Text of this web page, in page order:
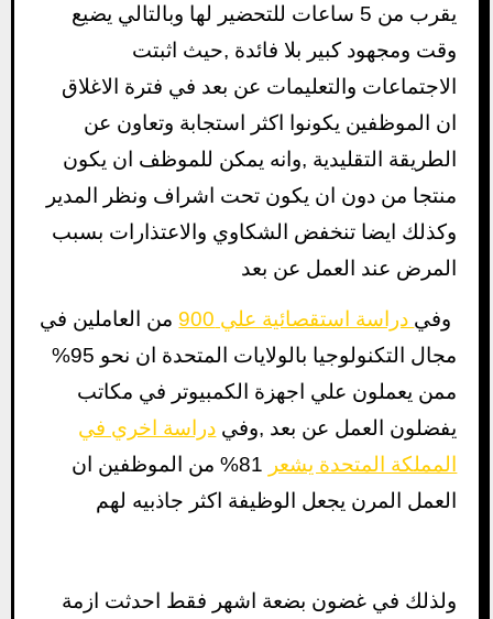
يقرب من 5 ساعات للتحضير لها وبالتالي يضيع
وقت ومجهود كبير بلا فائدة ,حيث اثبتت
الاجتماعات والتعليمات عن بعد في فترة الاغلاق
ان الموظفين يكونوا اكثر استجابة وتعاون عن
الطريقة التقليدية ,وانه يمكن للموظف ان يكون
منتجا من دون ان يكون تحت اشراف ونظر المدير
وكذلك ايضا تنخفض الشكاوي والاعتذارات بسبب
المرض عند العمل عن بعد
وفي دراسة استقصائية علي 900
من العاملين في
مجال التكنولوجيا بالولايات المتحدة ان نحو 95%
ممن يعملون علي اجهزة الكمبيوتر في مكاتب
يفضلون العمل عن بعد ,وفي دراسة اخري في
المملكة المتحدة يشعر
81% من الموظفين ان
العمل المرن يجعل الوظيفة اكثر جاذبيه لهم
ولذلك في غضون بضعة اشهر فقط احدثت ازمة